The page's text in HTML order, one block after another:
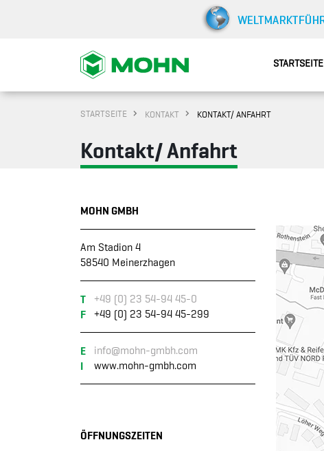
STARTSEITE
STARTSEITE KONTAKT KONTAKT/ ANFAHRT
Kontakt/ Anfahrt
MOHN GMBH
Am Stadion 4
58540 Meinerzhagen
T
+49 (0) 23 54-94 45-0
F
+49 (0) 23 54-94 45-299
E
info@mohn-gmbh.com
I
www.mohn-gmbh.com
ÖFFNUNGSZEITEN